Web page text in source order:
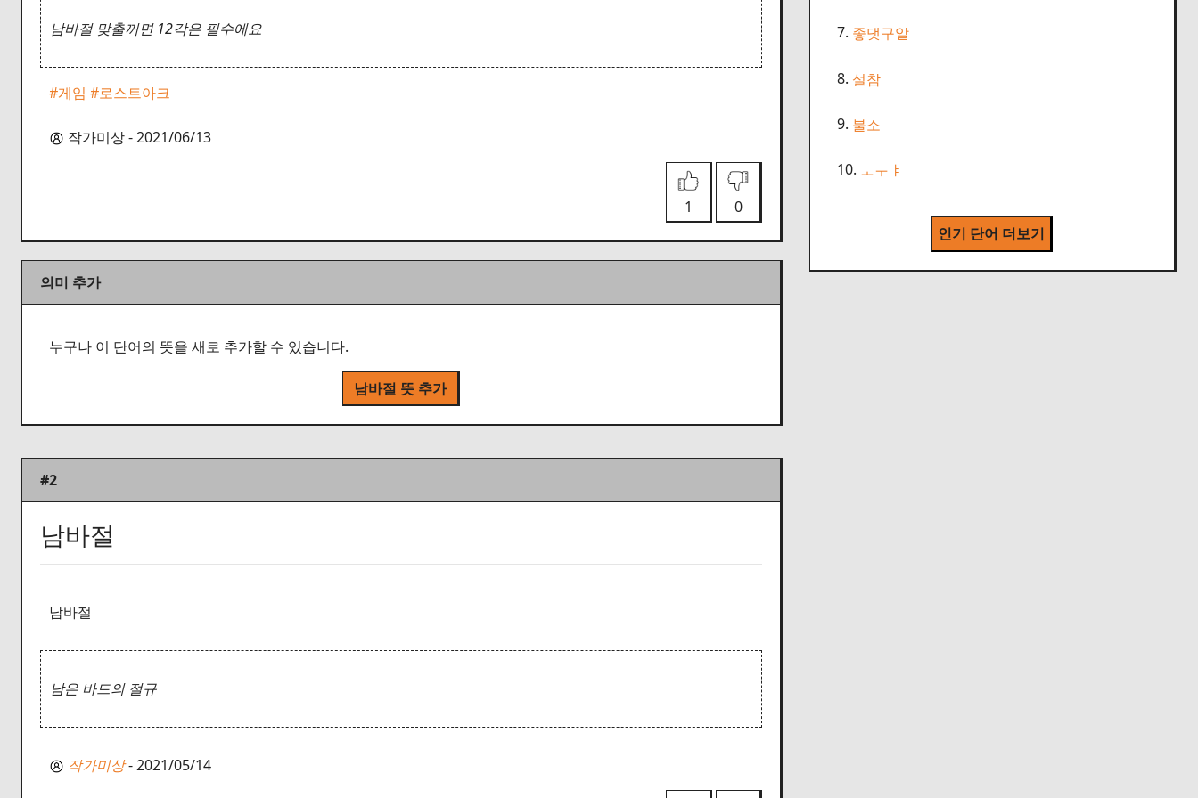
남바절 맞출꺼면 12각은 필수에요
#게임 #로스트아크
작가미상 - 2021/06/13
1 0
의미 추가
누구나 이 단어의 뜻을 새로 추가할 수 있습니다.
남바절 뜻 추가
7. 좋댓구알
8. 설참
9. 불소
10. ㅗㅜㅑ
인기 단어 더보기
#2
남바절
남바절
남은 바드의 절규
작가미상- 2021/05/14